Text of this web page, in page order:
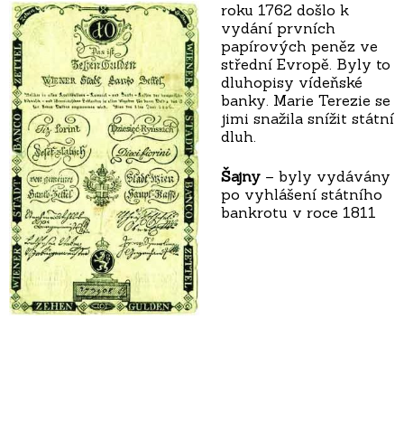
roku 1762 došlo k
vydání prvních
papírových peněz ve
střední Evropě. Byly to
dluhopisy vídeňské
banky. Marie Terezie se
jimi snažila snížit státní
dluh.
Šajny – byly vydávány
po vyhlášení státního
bankrotu v roce 1811